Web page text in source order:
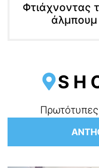
Φτιάχνοντας